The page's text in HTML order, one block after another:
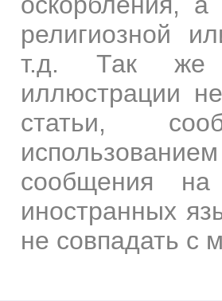
религиозной
т.д. Так же
иллюстрации
статьи,
сообщения
иностранных
не совпадать с